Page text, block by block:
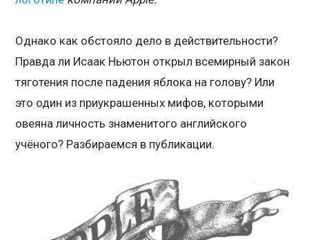
Однако как обстояло дело в действительности?
Правда ли Исаак Ньютон открыл всемирный закон
тяготения после падения яблока на голову? Или
это один из приукрашенных мифов, которыми
овеяна личность знаменитого английского
учёного? Разбираемся в публикации.